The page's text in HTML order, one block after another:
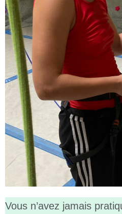
Vous n’avez jamais